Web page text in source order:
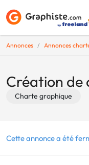
Annonces Annonces
Création de
Charte graphique
Cette annonce a été